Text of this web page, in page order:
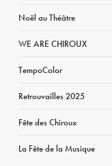
Noël au Théâtre
WE ARE CHIROUX
TempoColor
Retrouvailles 2025
Fête des Chiroux
La Fête de la Musique